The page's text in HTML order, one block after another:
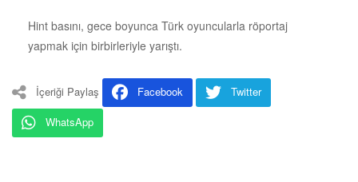
Hint basını, gece boyunca Türk oyuncularla röportaj
yapmak için birbirleriyle yarıştı.
İçeriği Paylaş Facebook
Twitter
WhatsApp